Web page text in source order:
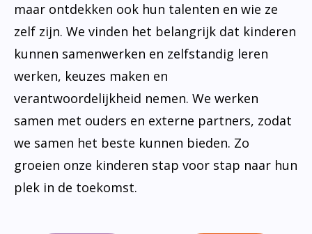
maar ontdekken ook hun talenten en wie ze
zelf zijn. We vinden het belangrijk dat kinderen
kunnen samenwerken en zelfstandig leren
werken, keuzes maken en
verantwoordelijkheid nemen. We werken
samen met ouders en externe partners, zodat
we samen het beste kunnen bieden. Zo
groeien onze kinderen stap voor stap naar hun
plek in de toekomst.